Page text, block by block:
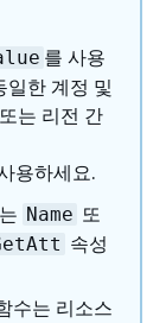
를 사용
일한 계정 및
는 리전 간
용하세요.
Name 또
속성
수는 리소스